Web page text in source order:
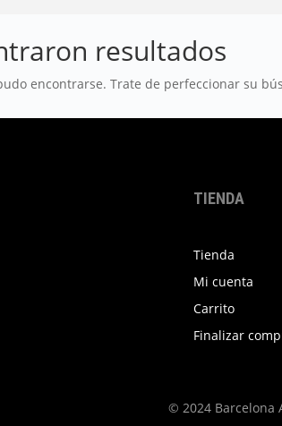
resultados
encontrarse. Trate de perfeccionar su
TIENDA
Tienda
Mi cuenta
Carrito
Finalizar
© 2024 Barcelona